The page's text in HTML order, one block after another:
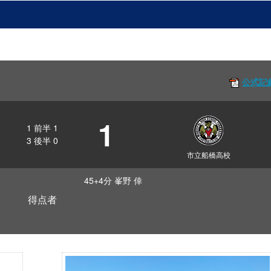
公式記
1 前半 1
3 後半 0 1 市立船橋高校
得点者
45+4分 峯野 倖